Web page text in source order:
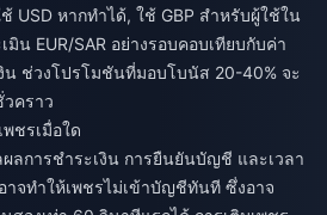
USD หากทำได้, ใช้ GBP สำหรับผู้ใช้ใน
น EUR/SAR อย่างรอบคอบเทียบกับค่า
น ช่วงโปรโมชันที่มอบโบนัส 20-40% จะ
คราว
ชรเมื่อใด
ลการชำระเงิน การยืนยันบัญชี และเวลา
จทำให้เพชรไม่เข้าบัญชีทันที ซึ่งอาจ